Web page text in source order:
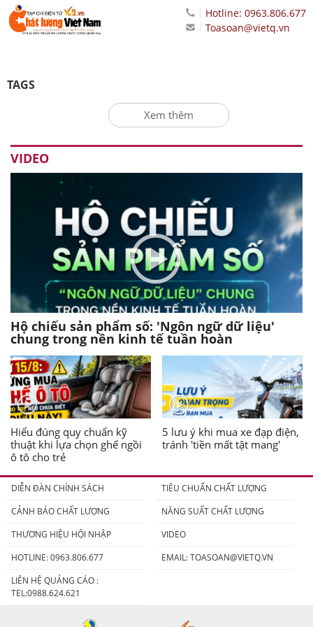
Hotline: 0963.806.677
Toasoan@vietq.vn
TAGS
Xem thêm
VIDEO
Hộ chiếu sản phẩm số: 'Ngôn ngữ dữ liệu'
chung trong nền kinh tế tuần hoàn
Hiểu đúng quy chuẩn kỹ
thuật khi lựa chọn ghế ngồi
ô tô cho trẻ
5 lưu ý khi mua xe đạp điện,
tránh 'tiền mất tật mang'
DIỄN ĐÀN CHÍNH SÁCH
TIÊU CHUẨN CHẤT LƯỢNG
CẢNH BÁO CHẤT LƯỢNG
NĂNG SUẤT CHẤT LƯỢNG
THƯƠNG HIỆU HỘI NHẬP
VIDEO
HOTLINE: 0963.806.677
EMAIL:TOASOAN@VIETQ.VN
LIÊN HỆ QUẢNG CÁO :
TEL:0988.624.621